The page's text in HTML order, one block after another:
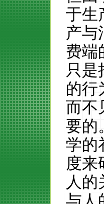
于生
产与
费端
只是
的行
而不
要的
学的
度来
人的